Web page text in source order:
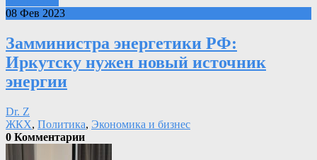
08 Фев 2023
Замминистра энергетики РФ:
Иркутску нужен новый источник
энергии
Dr. Z
ЖКХ, Политика, Экономика и бизнес
0 Комментарии